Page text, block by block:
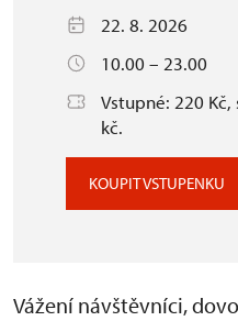
22. 8. 2026
10.00 – 23.00
Vstupné: 220
kč.
KOUPIT VSTUPENKU
Vážení návštěvníci,